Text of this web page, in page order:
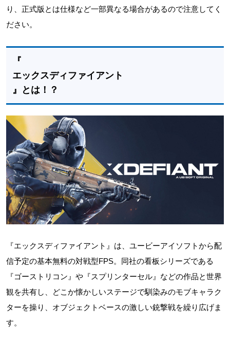
り、正式版とは仕様など一部異なる場合があるので注意してく
ださい。
『
エックスディファイアント
』とは！？
『エックスディファイアント』は、ユービーアイソフトから配
信予定の基本無料の対戦型FPS。同社の看板シリーズである
『ゴーストリコン』や『スプリンターセル』などの作品と世界
観を共有し、どこか懐かしいステージで馴染みのモブキャラク
ターを操り、オブジェクトベースの激しい銃撃戦を繰り広げま
す。